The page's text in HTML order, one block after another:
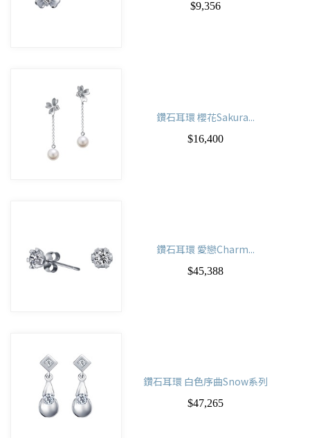
$9,356
鑽石耳環 櫻花Sakura...
$16,400
鑽石耳環 愛戀Charm...
$45,388
鑽石耳環 白色序曲Snow系列
$47,265